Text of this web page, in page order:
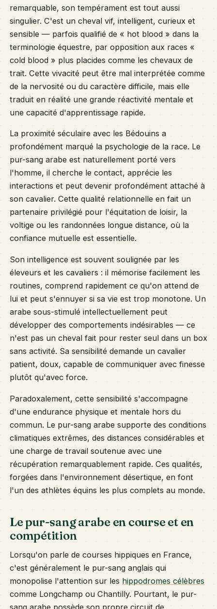
remarquable, son tempérament est tout aussi
singulier. C'est un cheval vif, intelligent, curieux et
sensible — parfois qualifié de « hot blood » dans la
terminologie équestre, par opposition aux races «
cold blood » plus placides comme les chevaux de
trait. Cette vivacité peut être mal interprétée comme
de la nervosité ou du caractère difficile, mais elle
traduit en réalité une grande réactivité mentale et
une capacité d'apprentissage rapide.
La proximité séculaire avec les Bédouins a
profondément marqué la psychologie de la race. Le
pur-sang arabe est naturellement porté vers
l'homme, il cherche le contact, apprécie les
interactions et peut devenir profondément attaché à
son cavalier. Cette qualité relationnelle en fait un
partenaire privilégié pour l'équitation de loisir, la
voltige ou les randonnées longue distance, où la
confiance mutuelle est essentielle.
Son intelligence est souvent soulignée par les
éleveurs et les cavaliers : il mémorise facilement les
routines, comprend rapidement ce qu'on attend de
lui et peut s'ennuyer si sa vie est trop monotone. Un
arabe sous-stimulé intellectuellement peut
développer des comportements indésirables — ce
n'est pas un cheval fait pour rester seul dans un box
sans activité. Sa sensibilité demande un cavalier
patient, doux, capable de communiquer avec finesse
plutôt qu'avec force.
Paradoxalement, cette sensibilité s'accompagne
d'une endurance physique et mentale hors du
commun. Le pur-sang arabe supporte des conditions
climatiques extrêmes, des distances considérables et
une charge de travail soutenue avec une
récupération remarquablement rapide. Ces qualités,
forgées dans l'environnement désertique, en font
l'un des athlètes équins les plus complets au monde.
Le pur-sang arabe en course et en
compétition
Lorsqu'on parle de courses hippiques en France,
c'est généralement le pur-sang anglais qui
monopolise l'attention sur les hippodromes célèbres
comme Longchamp ou Chantilly. Pourtant, le pur-
sang arabe possède son propre circuit de